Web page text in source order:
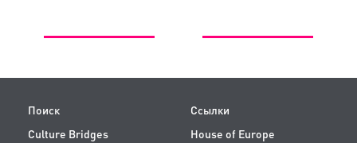
Поиск
Ссылки
Culture Bridges
House of Europe